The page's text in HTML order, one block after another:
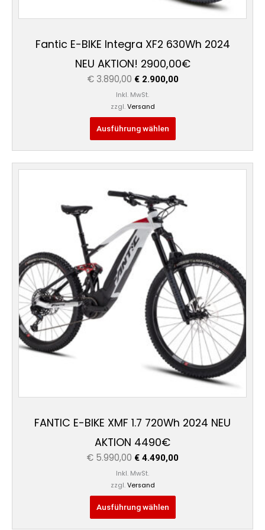
Fantic E-BIKE Integra XF2 630Wh 2024
NEU AKTION! 2900,00€
€3.890,00 €2.900,00
Inkl. MwSt.
zzgl. Versand
Ausführung wählen
FANTIC E-BIKE XMF 1.7 720Wh 2024 NEU
AKTION 4490€
€ 5.990,00
Ursprünglicher
war:
€ 5.990,00
€ 4.490,00
Aktueller
€ 4.490,00.
Inkl. MwSt.
zzgl. Versand
Ausführung wählen
Dieses
weist
mehrere
Varianten
auf.
Die
Optionen
können
auf
der
Produktseite
gewählt
werden